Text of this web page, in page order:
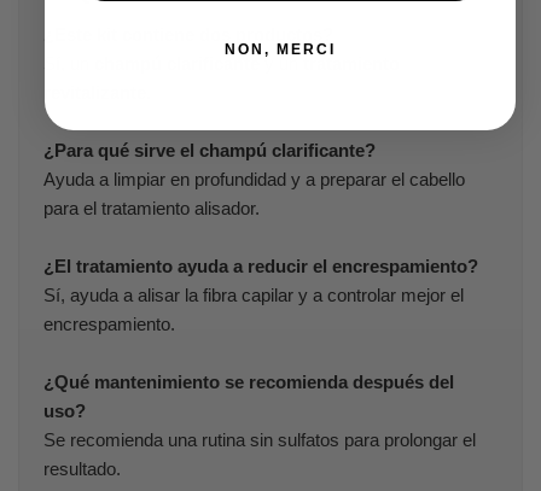
y un
¿Para qué sirve el champú clarificante?
Ayuda a limpiar en profundidad y a preparar el cabello
para el tratamiento alisador.
¿El tratamiento ayuda a reducir el encrespamiento?
Sí, ayuda a alisar la fibra capilar y a controlar mejor el
encrespamiento.
¿Qué mantenimiento se recomienda después del
uso?
Se recomienda una rutina sin sulfatos para prolongar el
resultado.
NON, MERCI